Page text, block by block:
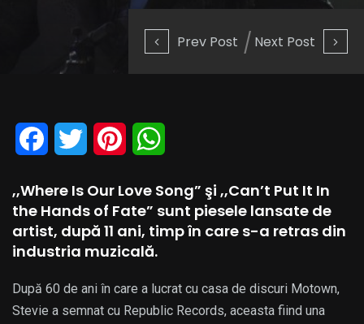
Prev Post Next Post
Facebook
Twitter Pinterest
,,Where Is Our Love Song” şi ,,Can’t Put It In
the Hands of Fate” sunt piesele lansate de
artist, după 11 ani, timp în care s-a retras din
industria muzicală.
După 60 de ani în care a lucrat cu casa de discuri Motown,
Stevie a semnat cu Republic Records, aceasta fiind una